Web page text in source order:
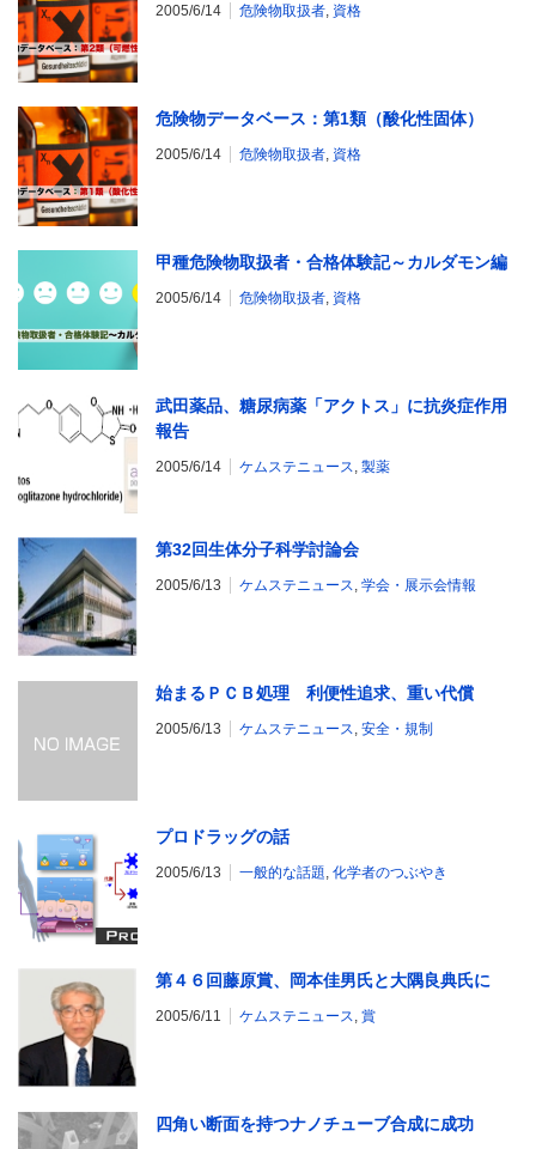
2005/6/14 危険物取扱者 資格
危険物データベース：第1類（酸化性固体）
2005/6/14 危険物取扱者 資格
甲種危険物取扱者・合格体験記～カルダモン編
2005/6/14 危険物取扱者 資格
武田薬品、糖尿病薬「アクトス」に抗炎症作用
報告
2005/6/14 ケムステニュース 製薬
第32回生体分子科学討論会
2005/6/13 ケムステニュース 学会・展示会情報
始まるＰＣＢ処理 利便性追求、重い代償
2005/6/13 ケムステニュース 安全・規制
プロドラッグの話
2005/6/13 一般的な話題 化学者のつぶやき
第４６回藤原賞、岡本佳男氏と大隅良典氏に
2005/6/11 ケムステニュース 賞
四角い断面を持つナノチューブ合成に成功